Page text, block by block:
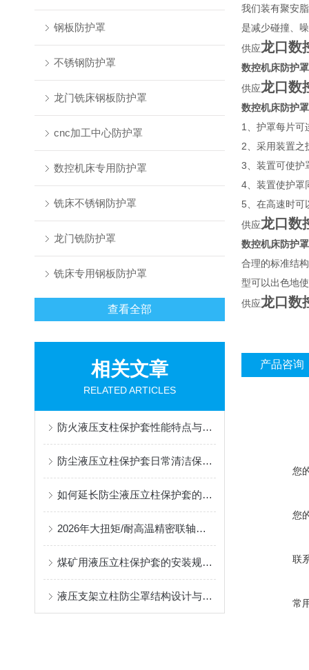
钢板防护罩
不锈钢防护罩
龙门铣床钢板防护罩
cnc加工中心防护罩
数控机床专用防护罩
铣床不锈钢防护罩
龙门铣防护罩
铣床专用钢板防护罩
查看全部
相关文章
RELATED ARTICLES
防火液压支柱保护套性能特点与阻燃防护应用
防尘液压立柱保护套日常清洁保养与更换规范
如何延长防尘液压立柱保护套的使用寿命？
2026年大扭矩/耐高温精密联轴器定制找哪家？能实现精准定制的优质厂家盘点
煤矿用液压立柱保护套的安装规范与使用寿命提升方案
液压支架立柱防尘罩结构设计与密封防护原理
我们装有聚安
是减少碰撞、
供应龙口数
数控机床防护罩
供应龙口数
数控机床防护罩
1、护罩每片可
2、采用装置之
3、装置可使护
4、装置使护罩
5、在高速时可
供应龙口数
数控机床防护罩
合理的标准结
型可以出色地
供应龙口数
产品咨询
您
您
联
常